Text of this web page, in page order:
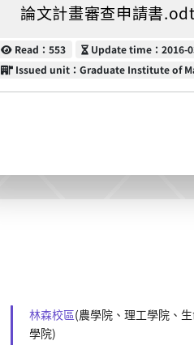
論文計畫審查申請書
Read
Read：553 Update time
Update time：2016-
Issued unit
Issued unit：Graduate Institute of
林森校區(農學院、理工學院、
學院)